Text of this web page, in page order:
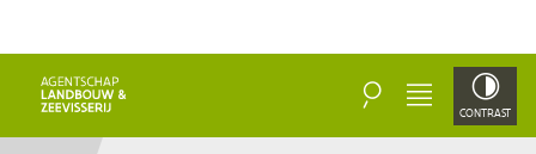
ZOEKEN MENU CONTRAST